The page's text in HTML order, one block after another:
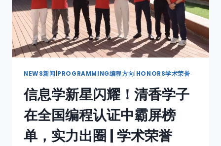
NEWS新闻 PROGRAMMING编程方向 HONORS学术荣誉
信息学新星闪耀！清香学子
在全国编程认证中霸屏榜
单，实力出圈 | 学术荣誉